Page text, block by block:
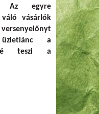
Az egyre
váló vásárlók
a
teszi a